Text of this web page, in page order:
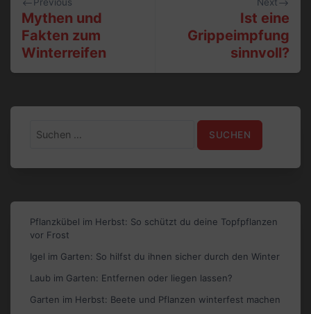
Mythen und
Fakten zum
Winterreifen
Ist eine
Grippeimpfung
sinnvoll?
nach:
Pflanzkübel im Herbst: So schützt du deine Topfpflanzen
vor Frost
Igel im Garten: So hilfst du ihnen sicher durch den Winter
Laub im Garten: Entfernen oder liegen lassen?
Garten im Herbst: Beete und Pflanzen winterfest machen